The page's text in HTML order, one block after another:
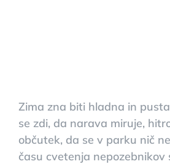
Zima zna biti hladna in
se zdi, da narava miruje,
občutek, da se v parku nič
času cvetenja nepozebnikov